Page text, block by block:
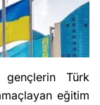
gençlerin Türk
eğitim